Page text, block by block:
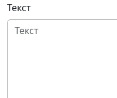
Текст